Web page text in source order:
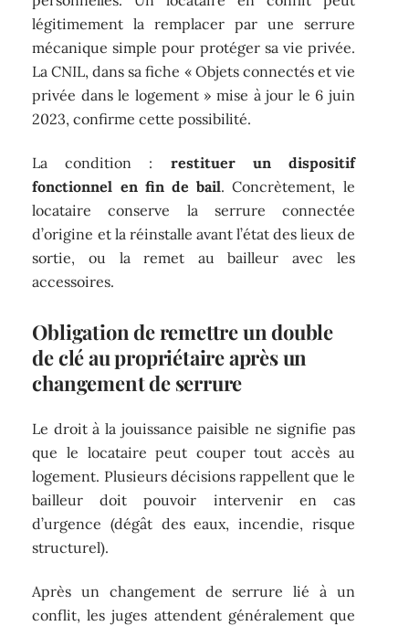
légitimement la remplacer par une serrure
mécanique simple pour protéger sa vie privée.
La CNIL, dans sa fiche « Objets connectés et vie
privée dans le logement » mise à jour le 6 juin
2023, confirme cette possibilité.
La condition : restituer un dispositif
fonctionnel en fin de bail. Concrètement, le
locataire conserve la serrure connectée
d’origine et la réinstalle avant l’état des lieux de
sortie, ou la remet au bailleur avec les
accessoires.
Obligation de remettre un double
de clé au propriétaire après un
changement de serrure
Le droit à la jouissance paisible ne signifie pas
que le locataire peut couper tout accès au
logement. Plusieurs décisions rappellent que le
bailleur doit pouvoir intervenir en cas
d’urgence (dégât des eaux, incendie, risque
structurel).
Après un changement de serrure lié à un
conflit, les juges attendent généralement que